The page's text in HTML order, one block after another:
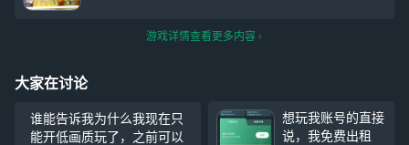
游戏详情查看更多内容
大家在讨论
谁能告诉我为什么我现在只
能开低画质玩了，之前可以
想玩我账号的直接
说，我免费出租